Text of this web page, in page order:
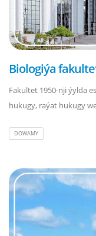
Biologiýa
Fakultet 1950-nji ýylda
hukugy, raýat hukugy
DOWAMY